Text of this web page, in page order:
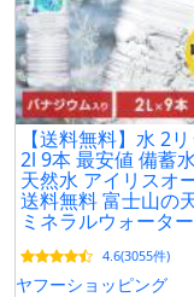
【送料無料】水 2
2l 9本 最安値 備蓄
天然水 アイリスオ
送料無料 富士山の
ミネラルウォータ
4.6(3055件)
ヤフーショッピング